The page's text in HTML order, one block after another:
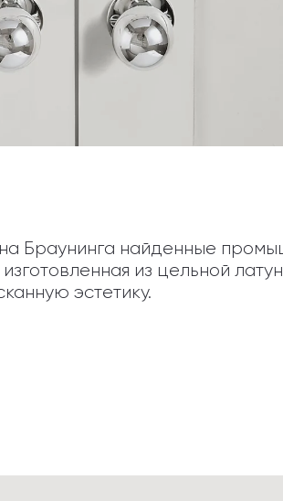
Браунинга найденные
из цельной
эстетику.